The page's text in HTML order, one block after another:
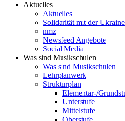
Aktuelles
Aktuelles
Solidarität mit der Ukraine
nmz
Newsfeed Angebote
Social Media
Was sind Musikschulen
Was sind Musikschulen
Lehrplanwerk
Strukturplan
Elementar-/
Unterstufe
Mittelstufe
Oberstufe